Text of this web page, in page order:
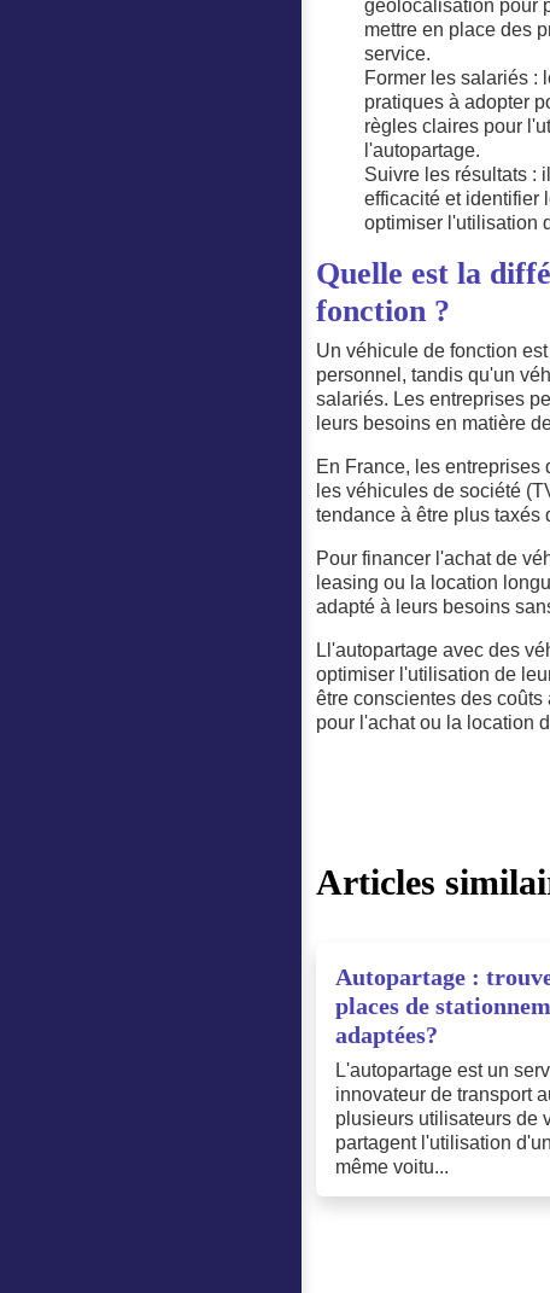
géolocalisation pour
mettre en place des
service.
Former les salariés :
pratiques à adopter
règles claires pour
l'autopartage.
Suivre les résultats :
efficacité et identifier
optimiser l'utilisation
Quelle est la
fonction ?
Un véhicule de fonction
personnel, tandis qu'un
salariés. Les entreprises
leurs besoins en matière
En France, les
les véhicules de société
tendance à être plus
Pour financer l'achat de
leasing ou la location
adapté à leurs besoins
Ll'autopartage avec des
optimiser l'utilisation de
être conscientes des
pour l'achat ou la location
Articles
Autopartage :
places de
adaptées?
L'autopartage est un
innovateur de transport
plusieurs utilisateurs de
partagent l'utilisation
même voitu...